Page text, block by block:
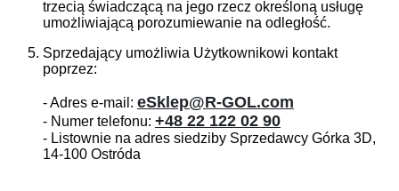
trzecią świadczącą na jego rzecz określoną usługę
umożliwiającą porozumiewanie na odległość.
Sprzedający umożliwia Użytkownikowi kontakt
poprzez:
- Adres e-mail: eSklep@R-GOL.com
- Numer telefonu: +48 22 122 02 90
- Listownie na adres siedziby Sprzedawcy Górka 3D,
14-100 Ostróda